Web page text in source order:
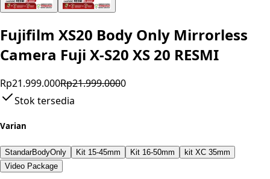
Fujifilm XS20 Body Only Mirrorless
Camera Fuji X-S20 XS 20 RESMI
Rp21.999.000Rp21.999.0000
Stok tersedia
Varian
StandarBodyOnly Kit 15-45mm Kit 16-50mm
kit XC 35mm
Video Package